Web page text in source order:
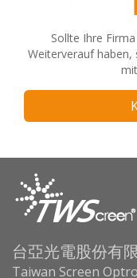
Sollte Ihre
Weiterverauf haben,
台亞光電股份有
Taiwan Screen